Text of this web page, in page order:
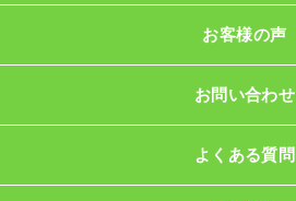
お客様の声
お問い合わせ
よくある質問